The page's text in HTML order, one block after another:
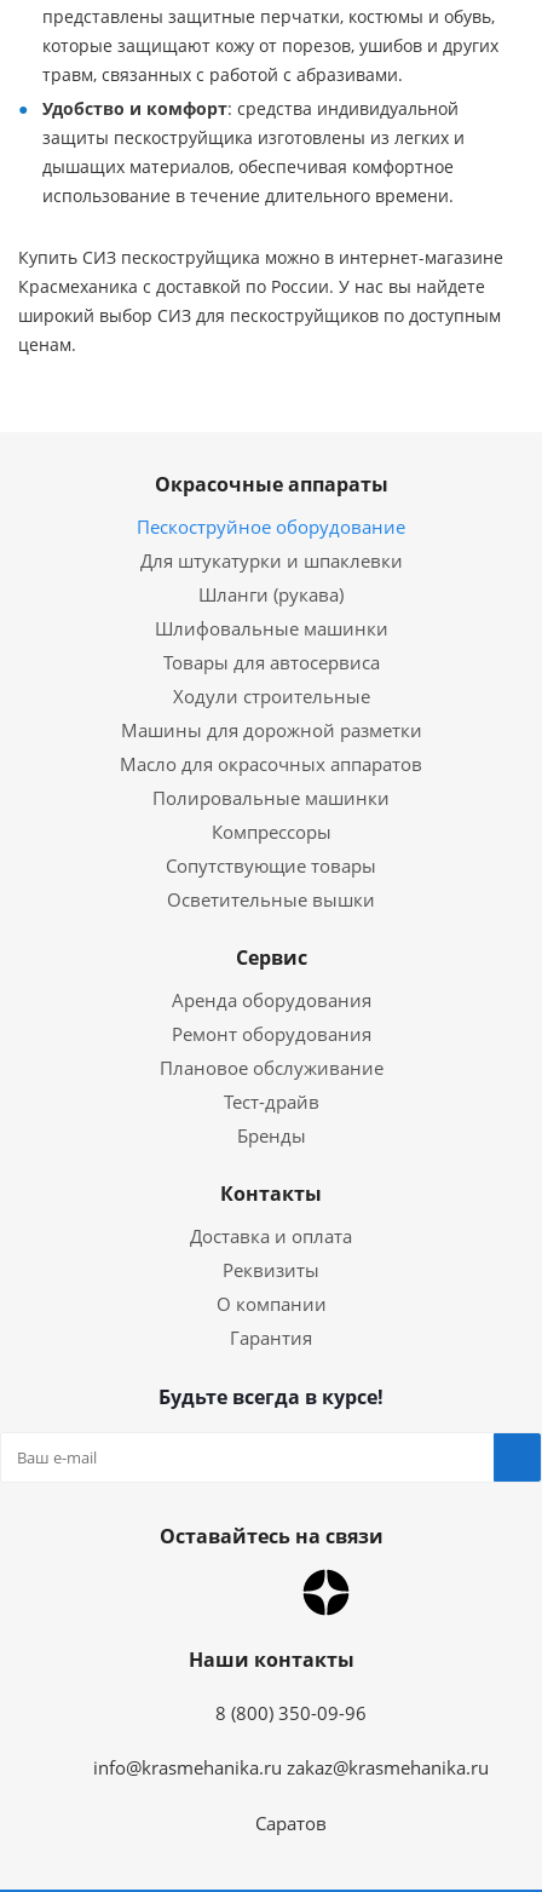
представлены защитные перчатки, костюмы и обувь,
которые защищают кожу от порезов, ушибов и других
травм, связанных с работой с абразивами.
Удобство и комфорт: средства индивидуальной
защиты пескоструйщика изготовлены из легких и
дышащих материалов, обеспечивая комфортное
использование в течение длительного времени.
Купить СИЗ пескоструйщика можно в интернет-магазине
Красмеханика с доставкой по России. У нас вы найдете
широкий выбор СИЗ для пескоструйщиков по доступным
ценам.
Окрасочные аппараты
Пескоструйное оборудование
Для штукатурки и шпаклевки
Шланги (рукава)
Шлифовальные машинки
Товары для автосервиса
Ходули строительные
Машины для дорожной разметки
Масло для окрасочных аппаратов
Полировальные машинки
Компрессоры
Сопутствующие товары
Осветительные вышки
Сервис
Аренда оборудования
Ремонт оборудования
Плановое обслуживание
Тест-драйв
Бренды
Контакты
Доставка и оплата
Реквизиты
О компании
Гарантия
Будьте всегда в курсе!
Оставайтесь на связи
Наши контакты
8 (800) 350-09-96
info@krasmehanika.ru zakaz@krasmehanika.ru
Саратов